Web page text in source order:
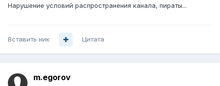
Нарушение условий распространения канала, пираты...
Вставить ник Цитата
m.egorov